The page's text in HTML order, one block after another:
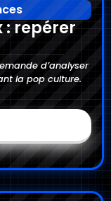
: repérer
d’analyser
la pop culture.